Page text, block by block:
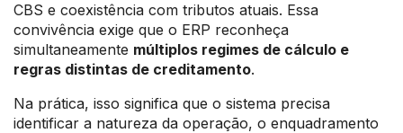
CBS e coexistência com tributos atuais. Essa
convivência exige que o ERP reconheça
simultaneamente múltiplos regimes de cálculo e
regras distintas de creditamento.
Na prática, isso significa que o sistema precisa
identificar a natureza da operação, o enquadramento